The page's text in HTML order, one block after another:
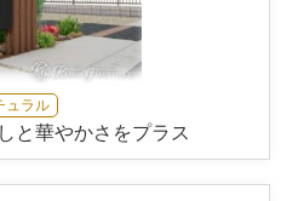
ュラル
と華やかさをプラス